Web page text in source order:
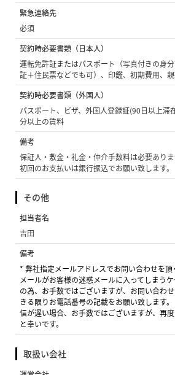
緊急連絡先
必須
契約時必要書類（日本人）
運転免許証またはパスポート（写真付きの身
証＋住民票などでも可）、印鑑、初期費用、親
契約時必要書類（外国人）
パスポート、ビザ、外国人登録証(90日以上滞
分以上の賃料
備考
保証人・敷金・礼金・仲介手数料は必要ありま
初回のお支払いは銀行振込でお願い致します。
その他
担当者名
吉田
備考
* 弊社指定メールアドレスでお問い合わせを
メールがお客様の迷惑メールに入ってしまう
の為、お手数ではございますが、お問い合わ
きる限りお電話番号の記載をお願い致します
信が遅い場合、お手数ではございますが、再
と幸いです。
取扱い会社